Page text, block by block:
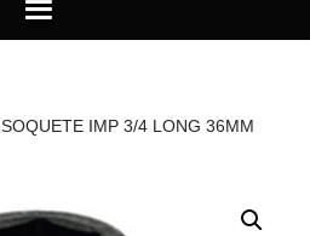
SOQUETE IMP 3/4 LONG 36MM